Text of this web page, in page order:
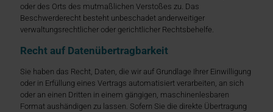
oder des Orts des mutmaßlichen Verstoßes zu. Das
Beschwerderecht besteht unbeschadet anderweitiger
verwaltungsrechtlicher oder gerichtlicher Rechtsbehelfe.
Recht auf Daten­übertrag­barkeit
Sie haben das Recht, Daten, die wir auf Grundlage Ihrer Einwilligung
oder in Erfüllung eines Vertrags automatisiert verarbeiten, an sich
oder an einen Dritten in einem gängigen, maschinenlesbaren
Format aushändigen zu lassen. Sofern Sie die direkte Übertragung